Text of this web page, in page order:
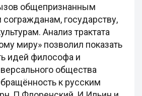
общепризнанным
государству,
Анализ трактата
миру» позволил показать
идей философа и
общества
к русским